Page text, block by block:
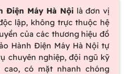
Điện Máy Hà Nội là đơn vị
lập, không trực thuộc hệ
của các thương hiệu đồ
Hành Điện Máy Hà Nội tự
chuyên nghiệp, đội ngũ kỹ
có mặt nhanh chóng